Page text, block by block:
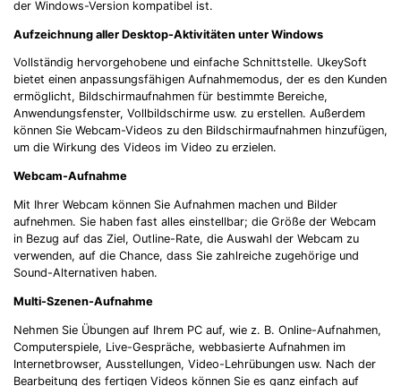
der Windows-Version kompatibel ist.
Aufzeichnung aller Desktop-Aktivitäten unter Windows
Vollständig hervorgehobene und einfache Schnittstelle. UkeySoft
bietet einen anpassungsfähigen Aufnahmemodus, der es den Kunden
ermöglicht, Bildschirmaufnahmen für bestimmte Bereiche,
Anwendungsfenster, Vollbildschirme usw. zu erstellen. Außerdem
können Sie Webcam-Videos zu den Bildschirmaufnahmen hinzufügen,
um die Wirkung des Videos im Video zu erzielen.
Webcam-Aufnahme
Mit Ihrer Webcam können Sie Aufnahmen machen und Bilder
aufnehmen. Sie haben fast alles einstellbar; die Größe der Webcam
in Bezug auf das Ziel, Outline-Rate, die Auswahl der Webcam zu
verwenden, auf die Chance, dass Sie zahlreiche zugehörige und
Sound-Alternativen haben.
Multi-Szenen-Aufnahme
Nehmen Sie Übungen auf Ihrem PC auf, wie z. B. Online-Aufnahmen,
Computerspiele, Live-Gespräche, webbasierte Aufnahmen im
Internetbrowser, Ausstellungen, Video-Lehrübungen usw. Nach der
Bearbeitung des fertigen Videos können Sie es ganz einfach auf